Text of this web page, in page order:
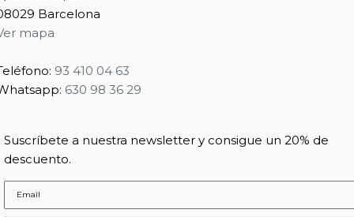
Barcelona
mapa
93 410 04 63
630 98 36 29
Suscríbete a nuestra newsletter y consigue un 20% de
descuento.